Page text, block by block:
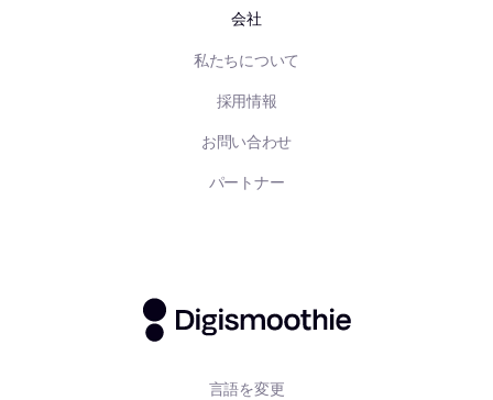
会社
私たちについて
採用情報
お問い合わせ
パートナー
言語を変更